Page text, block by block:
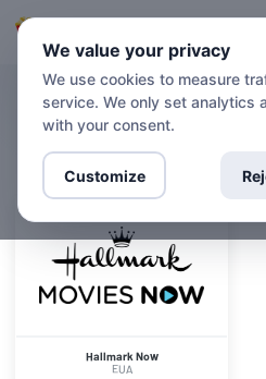
Hallmark Now
EUA
We value your privacy
We use cookies to measure
service. We only set analytics
with your consent.
Customize